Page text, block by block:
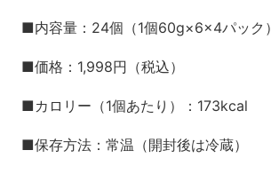
■内容量：24個（1個60g×6×4パック）
■価格：1,998円（税込）
■カロリー（1個あたり）：173kcal
■保存方法：常温（開封後は冷蔵）